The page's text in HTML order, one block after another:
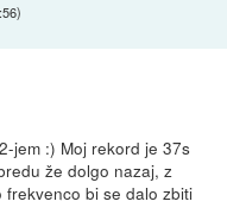
)
jem :) Moj rekord je 37s
že dolgo nazaj, z
frekvenco bi se dalo zbiti